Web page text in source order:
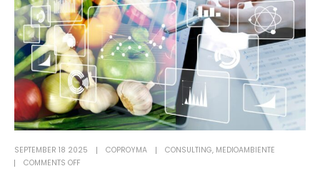
SEPTEMBER 18 2025 COPROYMA CONSULTING, MEDIOAMBIENTE
COMMENTS OFF